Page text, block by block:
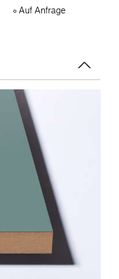
Auf Anfrage